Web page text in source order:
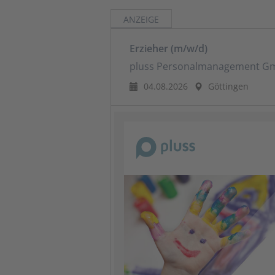
ANZEIGE
Erzieher (m/w/d)
pluss Personalmanagement
04.08.2026 Göttingen